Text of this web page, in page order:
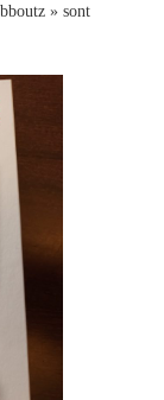
» sont